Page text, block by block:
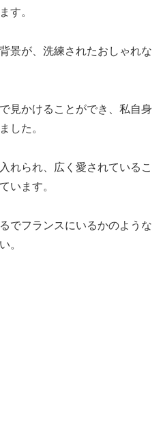
す。
景が、洗練されたおしゃれな
見かけることができ、私自身
した。
れられ、広く愛されているこ
います。
でフランスにいるかのような
。